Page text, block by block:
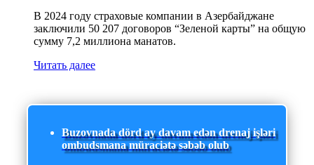
В 2024 году страховые компании в Азербайджане
заключили 50 207 договоров “Зеленой карты” на общую
сумму 7,2 миллиона манатов.
Читать далее
Buzovnada dörd ay davam edən drenaj işləri
ombudsmana müraciətə səbəb olub